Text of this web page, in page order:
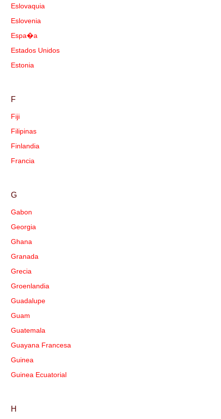
Eslovaquia
Eslovenia
Espa�a
Estados Unidos
Estonia
F
Fiji
Filipinas
Finlandia
Francia
G
Gabon
Georgia
Ghana
Granada
Grecia
Groenlandia
Guadalupe
Guam
Guatemala
Guayana Francesa
Guinea
Guinea Ecuatorial
H